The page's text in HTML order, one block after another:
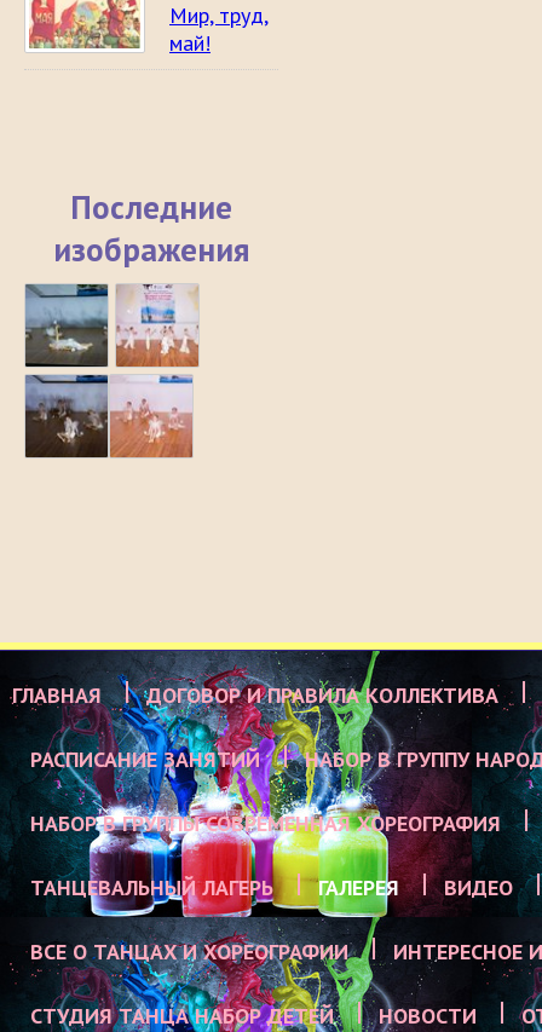
Мир, труд,
май!
Последние
изображения
ГЛАВНАЯ ДОГОВОР И ПРАВИЛА КОЛЛЕКТИВА
РАСПИСАНИЕ ЗАНЯТИЙ НАБОР В ГРУППУ
НАБОР В ГРУППЫ СОВРЕМЕННАЯ ХОРЕОГРАФИЯ
ТАНЦЕВАЛЬНЫЙ ЛАГЕРЬ ГАЛЕРЕЯ ВИДЕО
ВСЕ О ТАНЦАХ И ХОРЕОГРАФИИ ИНТЕРЕСНОЕ
СТУДИЯ ТАНЦА НАБОР ДЕТЕЙ НОВОСТИ